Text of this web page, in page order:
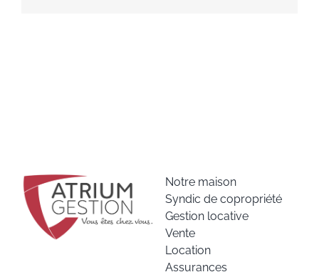
Notre maison
Syndic de copropriété
Gestion locative
Vente
Location
Assurances